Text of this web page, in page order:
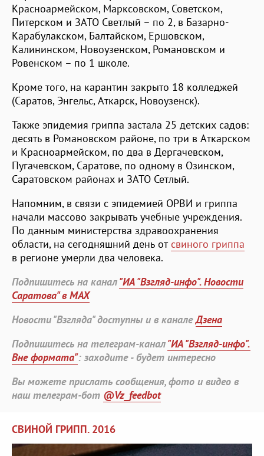
Красноармейском, Марксовском, Советском,
Питерском и ЗАТО Светлый – по 2, в Базарно-
Карабулакском, Балтайском, Ершовском,
Калининском, Новоузенском, Романовском и
Ровенском – по 1 школе.
Кроме того, на карантин закрыто 18 колледжей
(Саратов, Энгельс, Аткарск, Новоузенск).
Также эпидемия гриппа застала 25 детских садов:
десять в Романовском районе, по три в Аткарском
и Красноармейском, по два в Дергачевском,
Пугачевском, Саратове, по одному в Озинском,
Саратовском районах и ЗАТО Сетлый.
Напомним, в связи с эпидемией ОРВИ и гриппа
начали массово закрывать учебные учреждения.
По данным министерства здравоохранения
области, на сегодняшний день от свиного гриппа
в регионе умерли два человека.
Подпишитесь на канал"ИА "Взгляд-инфо". Новости
Саратова" в MAX
Новости "Взгляда" доступны и в каналеДзена
Подпишитесь на телеграм-канал"ИА "Взгляд-инфо".
Вне формата": заходите - будет интересно
Вы можете прислать сообщения, фото и видео в
наш телеграм-бот @Vz_feedbot
СВИНОЙ ГРИПП. 2016